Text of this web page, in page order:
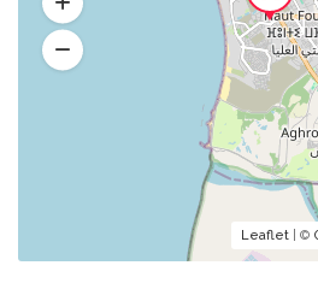
Leaflet | ©